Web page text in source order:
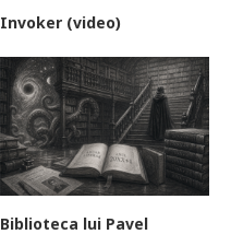
Invoker (video)
Biblioteca lui Pavel